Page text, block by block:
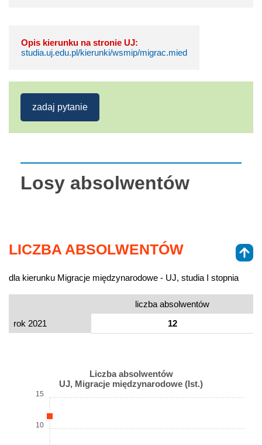
Opis kierunku na stronie UJ:
studia.uj.edu.pl/kierunki/wsmip/migrac.mied
zadaj pytanie
Losy absolwentów
LICZBA ABSOLWENTÓW
dla kierunku Migracje międzynarodowe - UJ, studia I stopnia
liczba absolwentów
rok 2021
12
Liczba absolwentów
UJ, Migracje międzynarodowe (Ist.)
10
15